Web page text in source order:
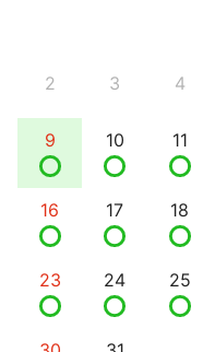
2 3 4
9 10 11
16 17 18
23 24 25